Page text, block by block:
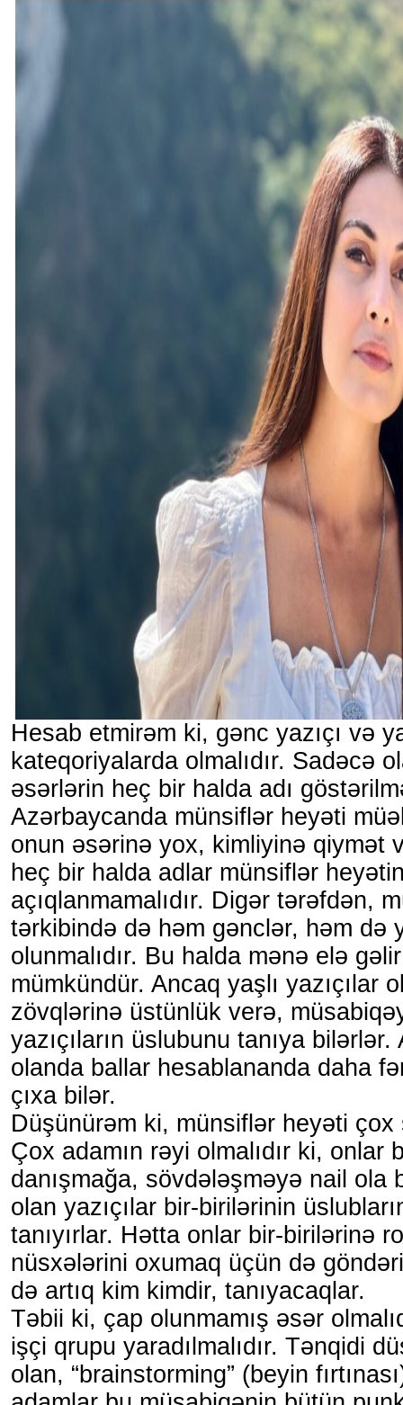
Hesab etmirəm ki, gənc yazıçı və
kateqoriyalarda olmalıdır. Sadəcə
əsərlərin heç bir halda adı
Azərbaycanda münsiflər heyəti
onun əsərinə yox, kimliyinə qiymət
heç bir halda adlar münsiflər
açıqlanmamalıdır. Digər tərəfdən,
tərkibində də həm gənclər, həm də
olunmalıdır. Bu halda mənə elə
mümkündür. Ancaq yaşlı yazıçılar
zövqlərinə üstünlük verə,
yazıçıların üslubunu tanıya
olanda ballar hesablananda daha
çıxa bilər.
Düşünürəm ki, münsiflər heyəti çox
Çox adamın rəyi olmalıdır ki, onlar
danışmağa, sövdələşməyə nail ola
olan yazıçılar bir-birilərinin
tanıyırlar. Hətta onlar bir-birilərinə
nüsxələrini oxumaq üçün də
də artıq kim kimdir, tanıyacaqlar.
Təbii ki, çap olunmamış əsər
işçi qrupu yaradılmalıdır. Tənqidi
olan, “brainstorming” (beyin